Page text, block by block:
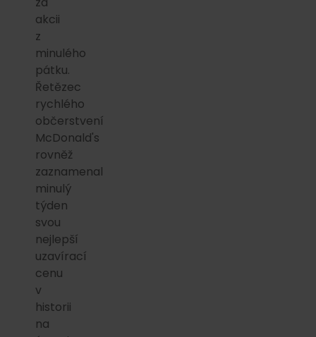
akcii
z
minulého
pátku.
Řetězec
rychlého
občerstvení
McDonald's
rovněž
zaznamenal
minulý
týden
svou
nejlepší
uzavírací
cenu
v
historii
na